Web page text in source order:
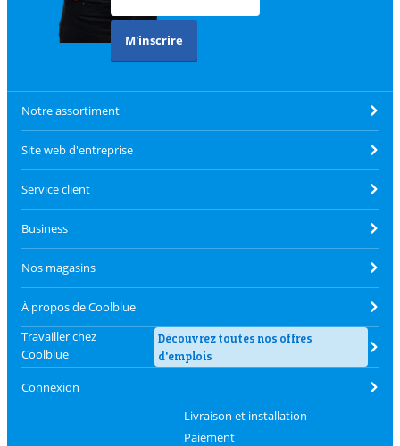
M'inscrire
Notre assortiment
Site web d'entreprise
Service client
Business
Nos magasins
À propos de Coolblue
Travailler chez
Coolblue
Découvrez toutes nos offres
d'emplois
Connexion
Livraison et installation
Paiement